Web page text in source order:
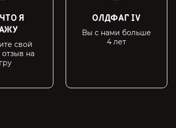
Я
свой
на
ОЛДФАГ IV
Вы с нами больше
4 лет